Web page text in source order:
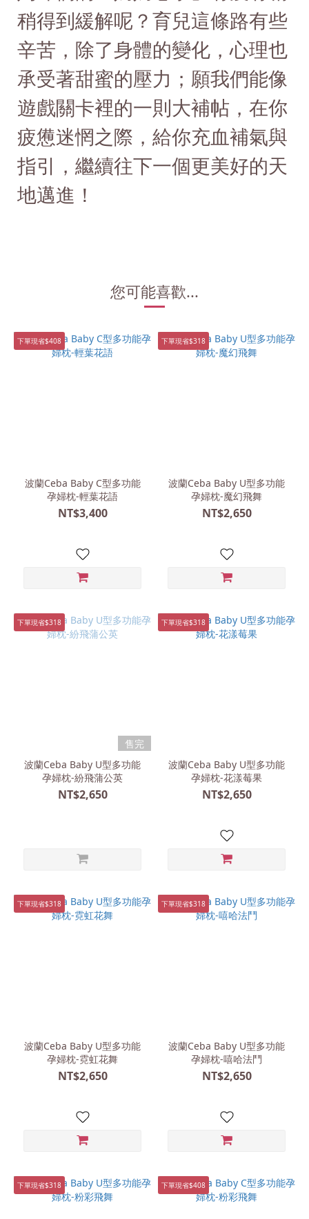
稍得到緩解呢？育兒這條路有些
辛苦，除了身體的變化，心理也
承受著甜蜜的壓力；願我們能像
遊戲關卡裡的一則大補帖，在你
疲憊迷惘之際，給你充血補氣與
指引，繼續往下一個更美好的天
地邁進！
您可能喜歡...
下單現省$408
波蘭Ceba Baby C型多功能
孕婦枕-輕葉花語
NT$3,400
下單現省$318
波蘭Ceba Baby U型多功能
孕婦枕-魔幻飛舞
NT$2,650
下單現省$318
售完
波蘭Ceba Baby U型多功能
孕婦枕-紛飛蒲公英
NT$2,650
下單現省$318
波蘭Ceba Baby U型多功能
孕婦枕-花漾莓果
NT$2,650
下單現省$318
波蘭Ceba Baby U型多功能
孕婦枕-霓虹花舞
NT$2,650
下單現省$318
波蘭Ceba Baby U型多功能
孕婦枕-嘻哈法鬥
NT$2,650
下單現省$318 下單現省$408